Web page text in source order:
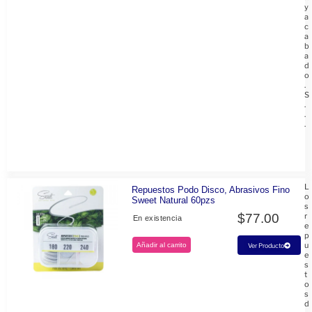
y
a
c
a
b
a
d
o
.
S
.
.
.
Repuestos Podo Disco, Abrasivos Fino
Sweet Natural 60pzs
En existencia $77.00
Añadir al carrito Ver Producto
L
o
s
r
e
p
u
e
s
t
o
s
d